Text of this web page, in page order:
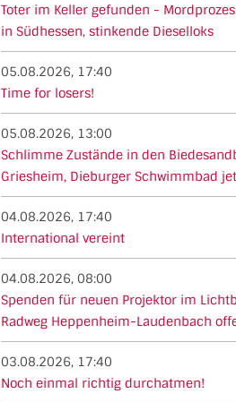
Toter im Keller gefunden -
in Südhessen, stinkende Dieselloks
05.08.2026, 17:40
Time for losers!
05.08.2026, 13:00
Schlimme Zustände in den
Griesheim, Dieburger Schwimmbad
04.08.2026, 17:40
International vereint
04.08.2026, 08:00
Spenden für neuen Projektor im
Radweg Heppenheim-Laudenbach
03.08.2026, 17:40
Noch einmal richtig durchatmen!